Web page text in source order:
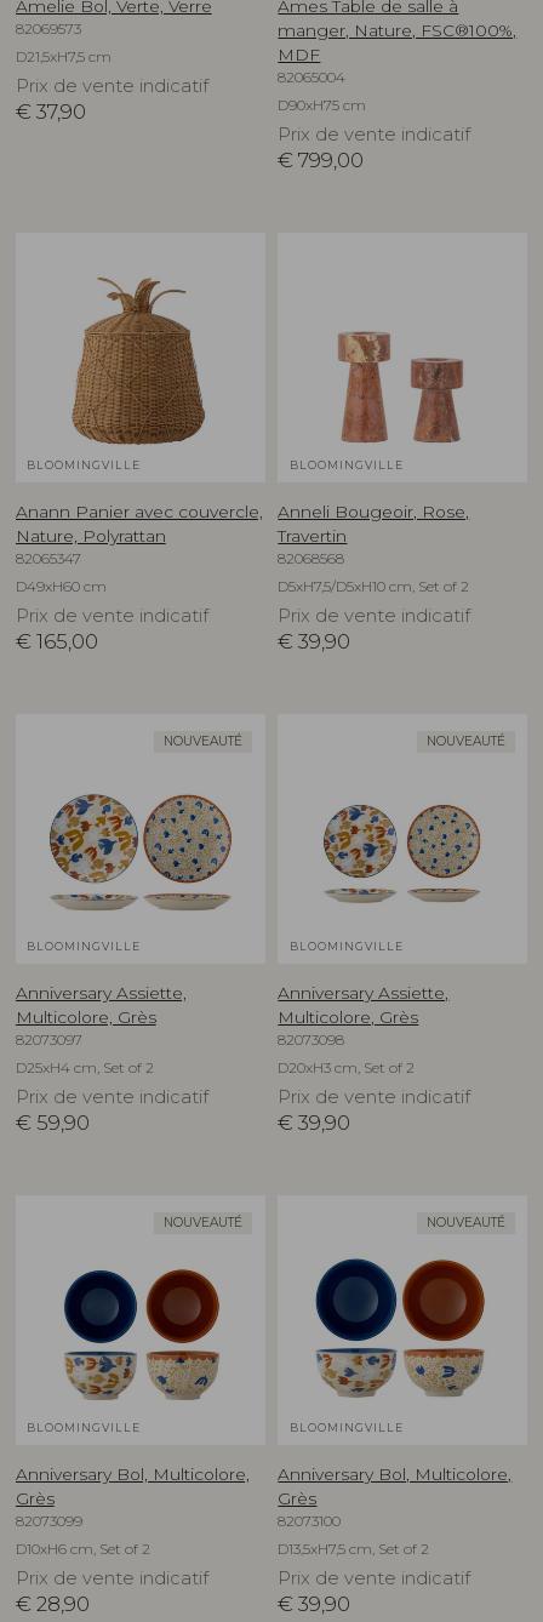
Amelie Bol, Verte, Verre
82069573
D21,5xH7,5 cm
Prix de vente indicatif
€ 37,90
Ames Table de salle à
manger, Nature, FSC®100%,
MDF
82065004
D90xH75 cm
Prix de vente indicatif
€ 799,00
BLOOMINGVILLE
Anann Panier avec couvercle,
Nature, Polyrattan
82065347
D49xH60 cm
Prix de vente indicatif
€ 165,00
BLOOMINGVILLE
Anneli Bougeoir, Rose,
Travertin
82068568
D5xH7,5/D5xH10 cm, Set of 2
Prix de vente indicatif
€ 39,90
NOUVEAUTÉ
BLOOMINGVILLE
Anniversary Assiette,
Multicolore, Grès
82073097
D25xH4 cm, Set of 2
Prix de vente indicatif
€ 59,90
NOUVEAUTÉ
BLOOMINGVILLE
Anniversary Assiette,
Multicolore, Grès
82073098
D20xH3 cm, Set of 2
Prix de vente indicatif
€ 39,90
NOUVEAUTÉ
BLOOMINGVILLE
Anniversary Bol, Multicolore,
Grès
82073099
D10xH6 cm, Set of 2
Prix de vente indicatif
€ 28,90
NOUVEAUTÉ
BLOOMINGVILLE
Anniversary Bol, Multicolore,
Grès
82073100
D13,5xH7,5 cm, Set of 2
Prix de vente indicatif
€ 39,90